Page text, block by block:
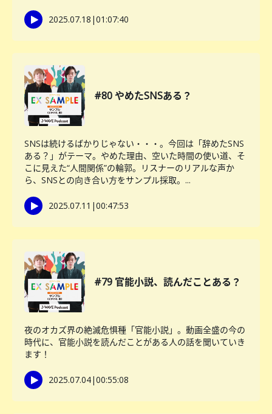
2025.07.18 |01:07:40
#80 やめたSNSある？
SNSは続けるばかりじゃない・・・。今回は「辞めたSNS
ある？」がテーマ。やめた理由、空いた時間の使い道、そ
こに見えた“人間関係”の輪郭。リスナーのリアルな声か
ら、SNSとの向き合い方をサンプル採取。...
2025.07.11 |00:47:53
#79 官能小説、読んだことある？
夜のオカズ界の絶滅危惧種「官能小説」。動画全盛の今の
時代に、官能小説を読んだことがある人の話を聞いていき
ます！
2025.07.04|00:55:08